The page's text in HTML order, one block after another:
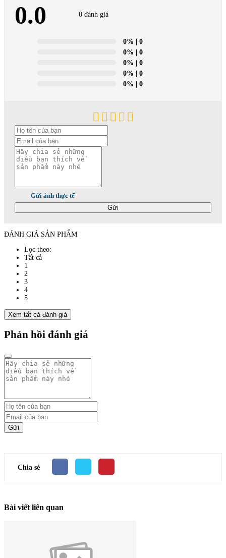
0.0 0 đánh giá
0% | 0
0% | 0
0% | 0
0% | 0
0% | 0
Gửi ảnh thực tế
Gửi
ĐÁNH GIÁ SẢN PHẨM
Lọc theo:
Tất cả
1
2
3
4
5
Xem tất cả đánh giá
Phản hồi đánh giá
Gửi
Chia sẻ
Bài viết liên quan